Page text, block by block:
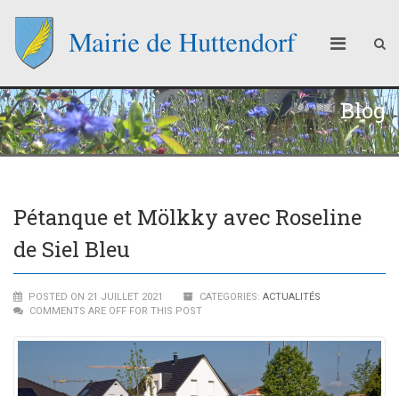
Blog
Pétanque et Mölkky avec Roseline
de Siel Bleu
POSTED ON 21 JUILLET 2021 CATEGORIES: ACTUALITÉS
COMMENTS ARE OFF FOR THIS POST